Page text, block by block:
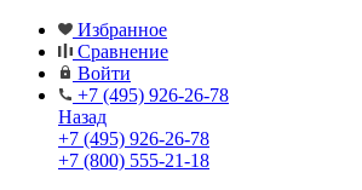
Избранное
Сравнение
Войти
+7 (495) 926-26-78
Назад
+7 (495) 926-26-78
+7 (800) 555-21-18